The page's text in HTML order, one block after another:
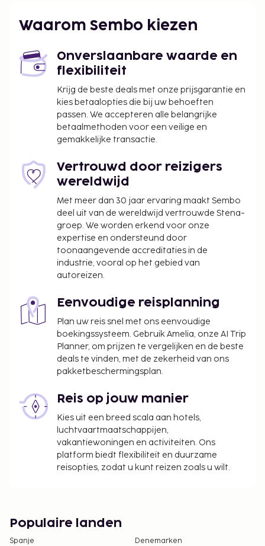
Ter plaatse heb je gratis parkeerplaatsen.
Toeslag voor vroeg inchecken: INR 300 (onder
Laat uitchecken is tegen een toeslag mogelijk
(onder voorbehoud van beschikbaarheid)
Deze lijst is mogelijk niet volledig. Toeslagen en
borgsommen zijn mogelijk excl. btw en kunnen
In deze accommodatie zijn huisdieren en
assistentiedieren niet toegestaan.
Waarom Sembo kiezen
Onverslaanbare waarde en
flexibiliteit
Krijg de beste deals met onze prijsgarantie en
kies betaalopties die bij uw behoeften
passen. We accepteren alle belangrijke
betaalmethoden voor een veilige en
gemakkelijke transactie.
Vertrouwd door reizigers
wereldwijd
Met meer dan 30 jaar ervaring maakt Sembo
deel uit van de wereldwijd vertrouwde Stena-
groep. We worden erkend voor onze
expertise en ondersteund door
toonaangevende accreditaties in de
industrie, vooral op het gebied van
autoreizen.
Eenvoudige reisplanning
Plan uw reis snel met ons eenvoudige
boekingssysteem. Gebruik Amelia, onze AI Trip
Planner, om prijzen te vergelijken en de beste
deals te vinden, met de zekerheid van ons
pakketbeschermingsplan.
Reis op jouw manier
Kies uit een breed scala aan hotels,
luchtvaartmaatschappijen,
vakantiewoningen en activiteiten. Ons
platform biedt flexibiliteit en duurzame
reisopties, zodat u kunt reizen zoals u wilt.
Populaire landen
Spanje
Denemarken